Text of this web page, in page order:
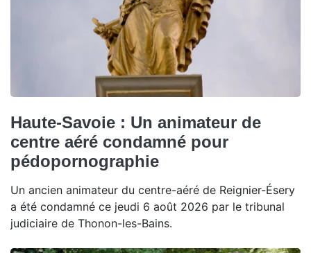
Haute-Savoie : Un animateur de
centre aéré condamné pour
pédopornographie
Un ancien animateur du centre-aéré de Reignier-Ésery
a été condamné ce jeudi 6 août 2026 par le tribunal
judiciaire de Thonon-les-Bains.